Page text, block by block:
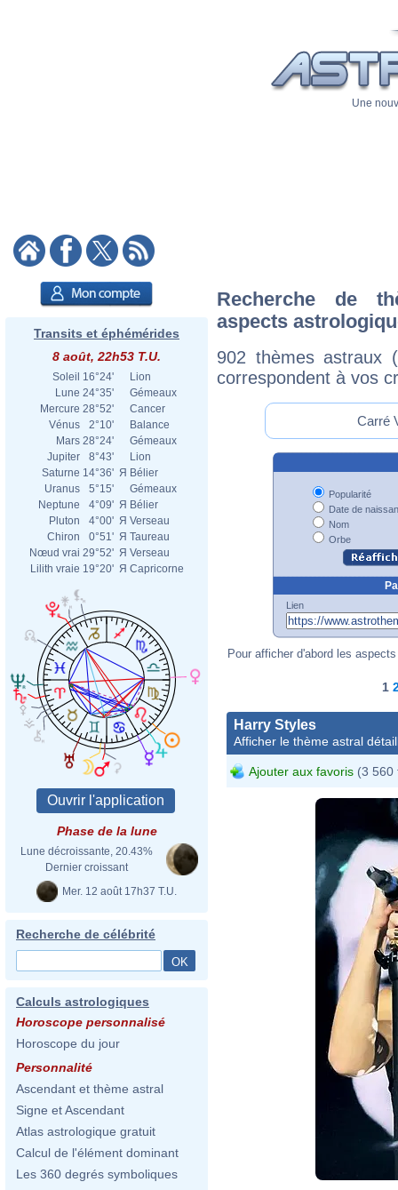
Une
Transits et éphémérides
8 août, 22h53 T.U.
Soleil 16°24'
Lion
Lune 24°35'
Gémeaux
Mercure 28°52'
Cancer
Vénus
2°10'
Balance
Mars 28°24'
Gémeaux
Jupiter
8°43'
Lion
Saturne 14°36' Я Bélier
Uranus
5°15'
Gémeaux
Neptune
4°09' Я Bélier
Pluton
4°00' Я Verseau
Chiron
0°51' Я Taureau
Nœud vrai 29°52' Я Verseau
Lilith vraie 19°20' Я Capricorne
Phase de la lune
Lune décroissante, 20.43%
Dernier croissant
Mer. 12 août 17h37 T.U.
Recherche de célébrité
Calculs astrologiques
Horoscope personnalisé
Horoscope du jour
Personnalité
Ascendant et thème astral
Signe et Ascendant
Atlas astrologique gratuit
Calcul de l'élément dominant
Les 360 degrés symboliques
Recherche de
aspects
902 thèmes astraux
correspondent à vos
Carré
Popularité
Date de
Nom
Orbe
Lien
Pour afficher d'abord les
1
Harry Styles
Afficher le thème astral
Ajouter aux favoris (3 560